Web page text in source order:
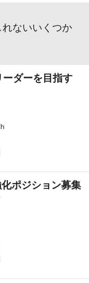
ないいくつか
ダーを目指す
ポジション募集